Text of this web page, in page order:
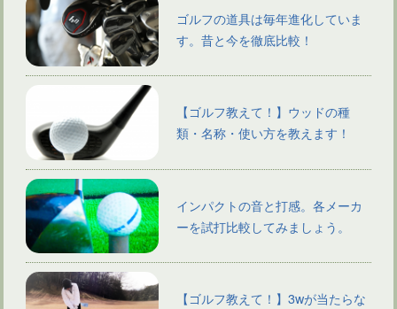
ゴルフの道具は毎年進化していま
す。昔と今を徹底比較！
【ゴルフ教えて！】ウッドの種
類・名称・使い方を教えます！
インパクトの音と打感。各メーカ
ーを試打比較してみましょう。
【ゴルフ教えて！】3wが当たらな